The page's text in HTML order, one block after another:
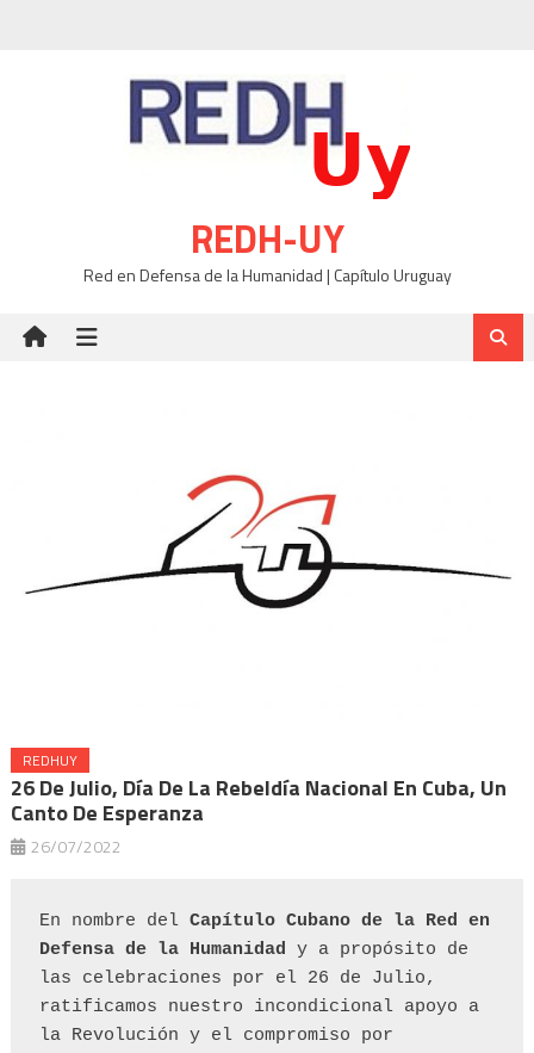
REDH-UY
Red en Defensa de la Humanidad | Capítulo Uruguay
REDHUY
26 De Julio, Día De La Rebeldía Nacional En Cuba, Un
Canto De Esperanza
26/07/2022
En nombre del Capítulo Cubano de la Red en
Defensa de la Humanidad y a propósito de
las celebraciones por el 26 de Julio,
ratificamos nuestro incondicional apoyo a
la Revolución y el compromiso por